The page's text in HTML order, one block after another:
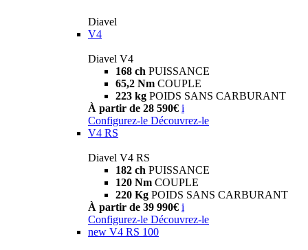
Diavel
V4
Diavel V4
168 ch PUISSANCE
65,2 Nm COUPLE
223 kg POIDS SANS CARBURANT
À partir de 28 590€ i
Configurez-le Découvrez-le
V4 RS
Diavel V4 RS
182 ch PUISSANCE
120 Nm COUPLE
220 Kg POIDS SANS CARBURANT
À partir de 39 990€ i
Configurez-le Découvrez-le
new V4 RS 100